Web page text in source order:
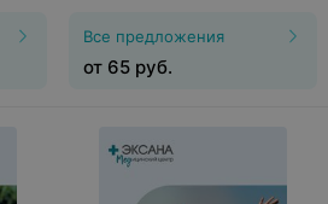
Все предложения
от 65 руб.